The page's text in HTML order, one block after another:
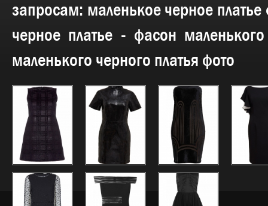
запросам: маленькое черное
черное платье - фасон
маленького черного платья фото